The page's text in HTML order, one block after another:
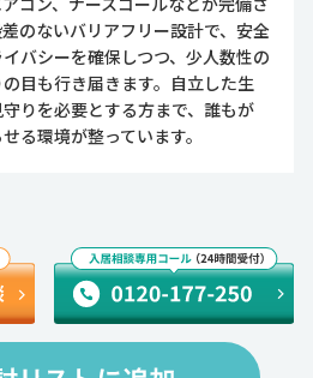
のないバリアフリー設計で、安全
バシーを確保しつつ、少人数性の
目も行き届きます。自立した生
りを必要とする方まで、誰もが
る環境が整っています。